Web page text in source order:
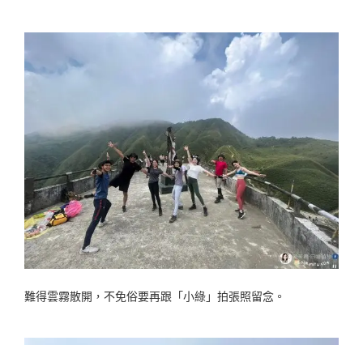
難得雲霧散開，不免俗要再跟「小綠」拍張照留念。